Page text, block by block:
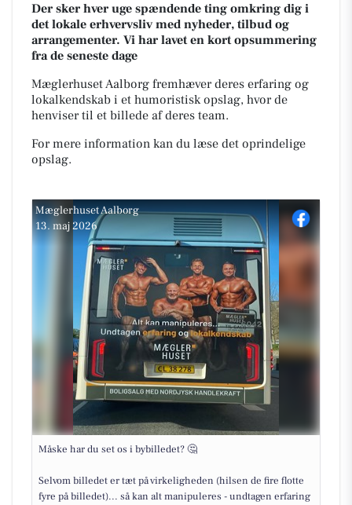
Der sker hver uge spændende ting omkring dig i
det lokale erhvervsliv med nyheder, tilbud og
arrangementer. Vi har lavet en kort opsummering
fra de seneste dage
Mæglerhuset Aalborg fremhæver deres erfaring og
lokalkendskab i et humoristisk opslag, hvor de
henviser til et billede af deres team.
For mere information kan du læse det oprindelige
opslag.
Mæglerhuset Aalborg
13. maj 2026
Måske har du set os i bybilledet? 🤔
Selvom billedet er tæt på virkeligheden (hilsen de fire flotte
fyre på billedet)... så kan alt manipuleres - undtagen erfaring